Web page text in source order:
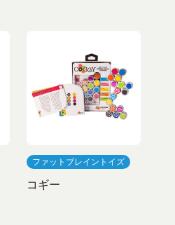
ファットブレイントイズ
コギー